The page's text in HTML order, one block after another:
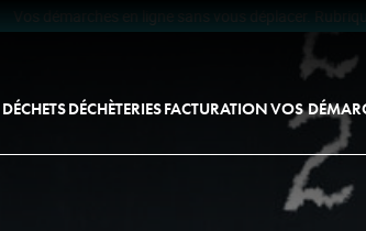
DES
SES
DÉCHÈTERIES
LES DÉCHÈTERIES DU TERRITOIRE
FACTURATION
REDEVANCE INCITATIVE
INFOS PRATIQUES
VOS